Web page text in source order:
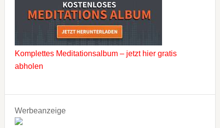
Komplettes Meditationsalbum – jetzt hier gratis
abholen
Werbeanzeige